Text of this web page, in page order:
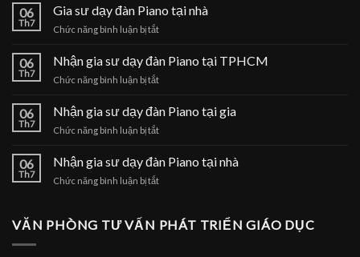
06
Th7
Gia sư dạy đàn Piano tại nhà
Chức năng bình luận bị tắtở
dạy
đàn
tại
06
Th7
Nhận gia sư dạy đàn Piano tại TPHCM
Chức năng bình luận bị tắtở
gia
sư
dạy
Piano
TPHCM
06
Th7
Nhận gia sư dạy đàn Piano tại gia
Chức năng bình luận bị tắtở
gia
sư
dạy
tại
06
Th7
Nhận gia sư dạy đàn Piano tại nhà
Chức năng bình luận bị tắtở
sư
VĂN PHÒNG TƯ VẤN PHÁT TRIỂN GIÁO DỤC